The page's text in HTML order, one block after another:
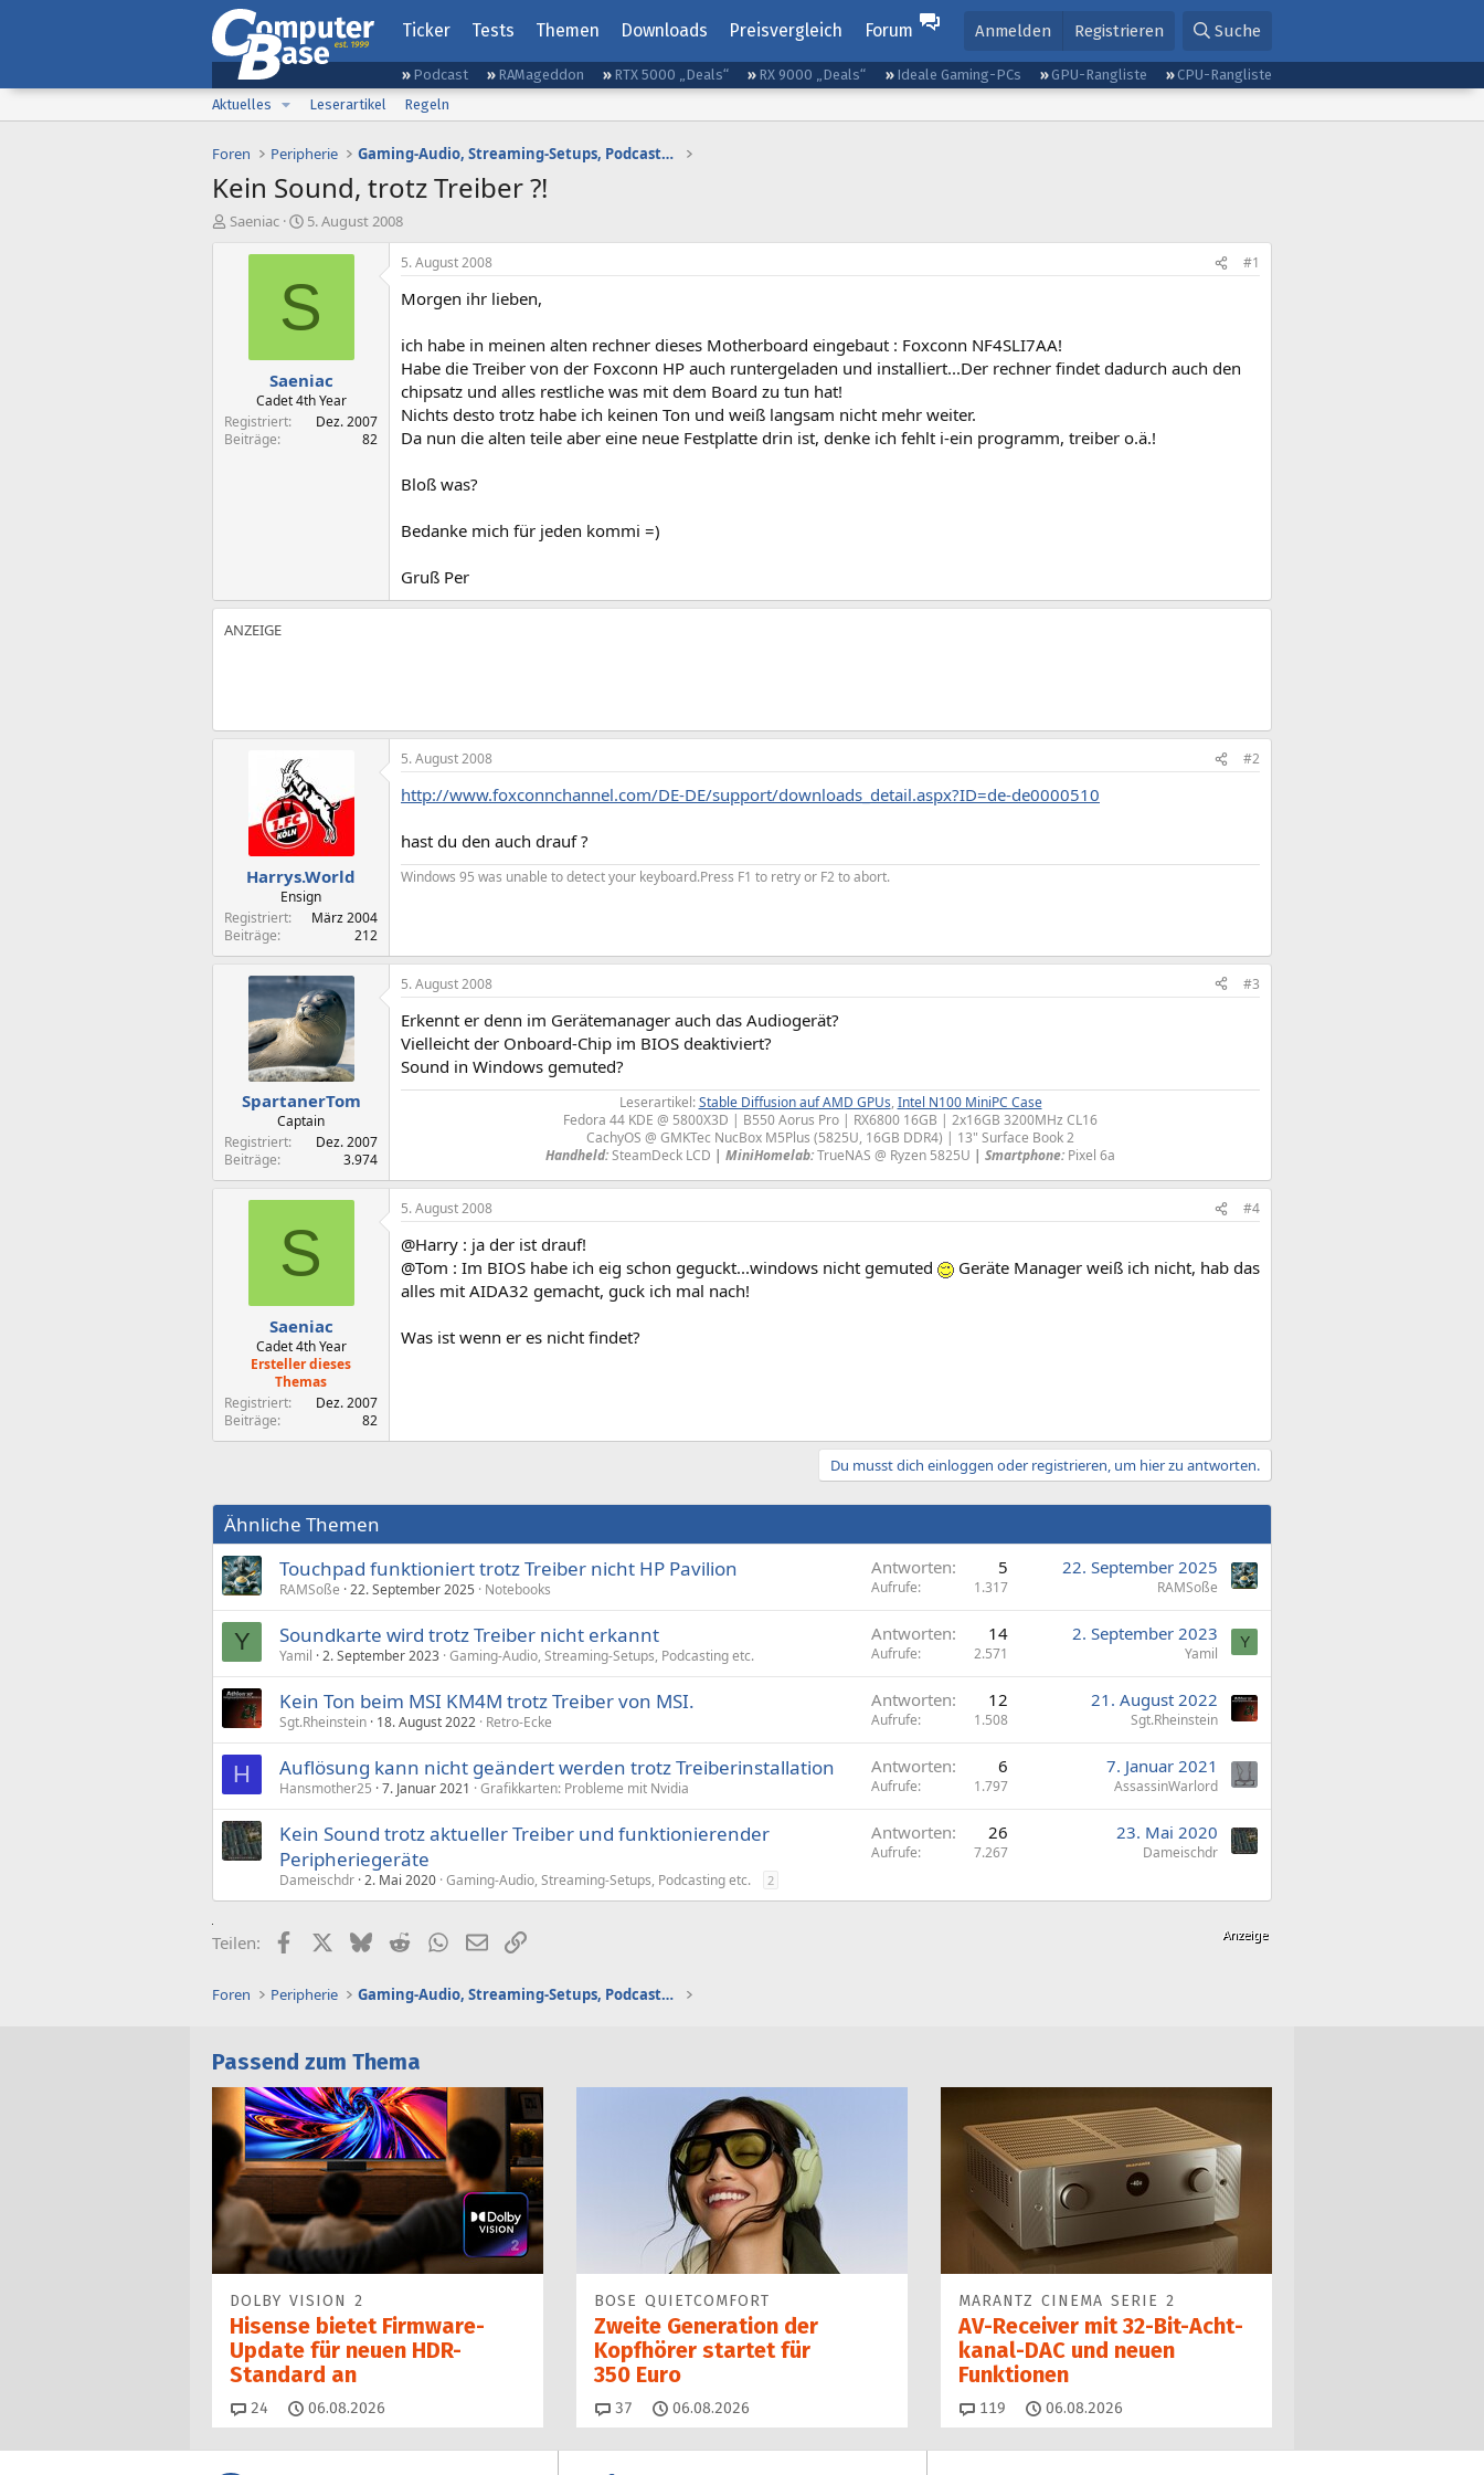
Ticker Tests Themen Downloads Preisvergleich Forum Anmelden Registrieren Suche
Podcast RAMageddon RTX 5000 „Deals“ RX 9000 „Deals“ Ideale Gaming-PCs GPU-Rangliste
CPU-Rangliste
Aktuelles
Leserartikel Regeln
Foren Peripherie Gaming-Audio, Streaming-Setups, Podcasting etc.
Kein Sound, trotz Treiber ?!
E
Saeniac
E
s
t
e
l
t
a
m
5. August 2008
S
Saeniac
Cadet 4th Year
Registriert
Dez. 2007
Beiträge
82
5. August 2008 #1
Morgen ihr lieben,
ich habe in meinen alten rechner dieses Motherboard eingebaut : Foxconn NF4SLI7AA!
Habe die Treiber von der Foxconn HP auch runtergeladen und installiert...Der rechner findet dadurch auch den
chipsatz und alles restliche was mit dem Board zu tun hat!
Nichts desto trotz habe ich keinen Ton und weiß langsam nicht mehr weiter.
Da nun die alten teile aber eine neue Festplatte drin ist, denke ich fehlt i-ein programm, treiber o.ä.!
Bloß was?
Bedanke mich für jeden kommi =)
Gruß Per
Harrys.World
Ensign
Registriert
März 2004
Beiträge
212
5. August 2008 #2
http://www.foxconnchannel.com/DE-DE/support/downloads_detail.aspx?ID=de-de0000510
hast du den auch drauf ?
Windows 95 was unable to detect your keyboard.Press F1 to retry or F2 to abort.
SpartanerTom
Captain
Registriert
Dez. 2007
Beiträge
3.974
5. August 2008 #3
Erkennt er denn im Gerätemanager auch das Audiogerät?
Vielleicht der Onboard-Chip im BIOS deaktiviert?
Sound in Windows gemuted?
Leserartikel:Stable Diffusion auf AMD GPUs, Intel N100 MiniPC Case
Fedora 44 KDE @ 5800X3D | B550 Aorus Pro | RX6800 16GB | 2x16GB 3200MHz CL16
CachyOS @ GMKTec NucBox M5Plus (5825U, 16GB DDR4) | 13" Surface Book 2
Handheld:SteamDeck LCD | MiniHomelab:TrueNAS @ Ryzen 5825U | Smartphone: Pixel 6a​
S
Saeniac
Cadet 4th Year
Ersteller dieses
Themas
Registriert
Dez. 2007
Beiträge
82
5. August 2008 #4
@Harry : ja der ist drauf!
@Tom : Im BIOS habe ich eig schon geguckt...windows nicht gemuted
Geräte Manager weiß ich nicht, hab das
alles mit AIDA32 gemacht, guck ich mal nach!
Was ist wenn er es nicht findet?
Du musst dich einloggen oder registrieren, um hier zu antworten.
Ähnliche Themen
Touchpad funktioniert trotz Treiber nicht HP Pavilion
RAMSoße 22. September 2025 Notebooks
Antworten 5
Aufrufe 1.317
22. September 2025
RAMSoße
Y Soundkarte wird trotz Treiber nicht erkannt
Yamil 2. September 2023 Gaming-Audio, Streaming-Setups, Podcasting etc.
Antworten 14
Aufrufe 2.571
2. September 2023
Yamil
Y
Kein Ton beim MSI KM4M trotz Treiber von MSI.
Sgt.Rheinstein 18. August 2022 Retro-Ecke
Antworten 12
Aufrufe 1.508
21. August 2022
Sgt.Rheinstein
H Auflösung kann nicht geändert werden trotz Treiberinstallation
Hansmother25 7. Januar 2021 Grafikkarten: Probleme mit Nvidia
Antworten 6
Aufrufe 1.797
7. Januar 2021
AssassinWarlord
Kein Sound trotz aktueller Treiber und funktionierender
Peripheriegeräte
Dameischdr 2. Mai 2020 Gaming-Audio, Streaming-Setups, Podcasting etc. 2
Antworten 26
Aufrufe 7.267
23. Mai 2020
Dameischdr
Teilen: FacebookX (Twitter)
BlueskyRedditWhatsApp
E-MailLink
Foren Peripherie Gaming-Audio, Streaming-Setups, Podcasting etc.
Passend zum Thema
DOLBY VISION 2
Hisense bietet Firmware-
Update für neuen HDR-
Standard an
24 Kommentare
06.08.2026
BOSE QUIETCOMFORT
Zweite Generation der
Kopfhörer startet für
350 Euro
37 Kommentare
06.08.2026
MARANTZ CINEMA SERIE 2
AV-Receiver mit 32-Bit-Acht­
kanal-DAC und neuen
Funktionen
119 Kommentare
06.08.2026